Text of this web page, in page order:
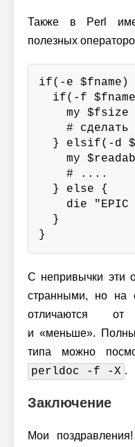
Также в Perl
полезных
if(-e $fname) {
if(-f
my $fsize
# сделать
} elsif(-d
my
    # ....
  } else {
die "EPIC
  }
}
С непривычки эти
странными, но на
отличаются
и «меньше».
типа можно
perldoc -f -X .
Заключение
Мои